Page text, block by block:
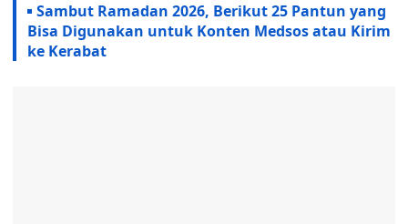
Sambut Ramadan 2026, Berikut 25 Pantun yang
Bisa Digunakan untuk Konten Medsos atau Kirim
ke Kerabat